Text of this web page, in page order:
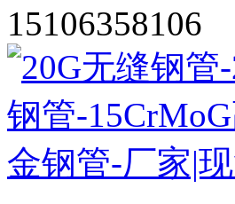
15106358106